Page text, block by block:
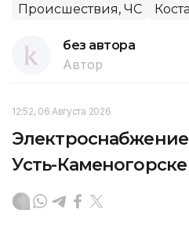
Происшествия, ЧС
без автора
Автор
12:52, 06 Августа 2026
Усть-